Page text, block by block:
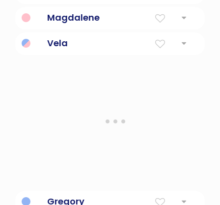
Magdalene
Vela
Gregory